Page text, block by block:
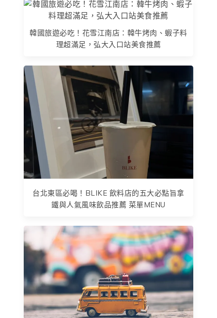
韓國旅遊必吃！花雪江南店：韓牛烤肉、蝦子料
理超滿足，弘大入口站美食推薦
台北東區必喝！BLIKE 飲料店的五大必點旨拿
鐵與人氣風味飲品推薦 菜單MENU